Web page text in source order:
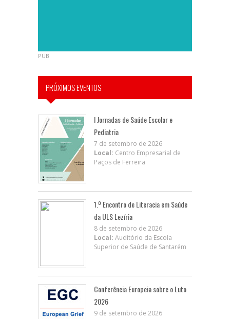
PUB
PRÓXIMOS EVENTOS
I Jornadas de Saúde Escolar e
Pediatria
7 de setembro de 2026
Local: Centro Empresarial de
Paços de Ferreira
1.º Encontro de Literacia em Saúde
da ULS Lezíria
8 de setembro de 2026
Local: Auditório da Escola
Superior de Saúde de Santarém
Conferência Europeia sobre o Luto
2026
9 de setembro de 2026